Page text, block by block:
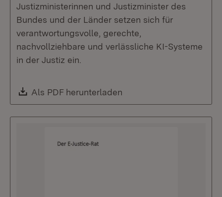
Justizministerinnen und Justizminister des
Bundes und der Länder setzen sich für
verantwortungsvolle, gerechte,
nachvollziehbare und verlässliche KI-Systeme
in der Justiz ein.
Download:
Als PDF herunterladen